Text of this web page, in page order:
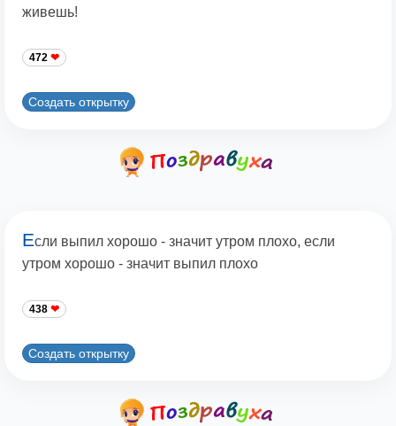
живешь!
472
Создать открытку
Если выпил хорошо - значит утром плохо, если
утром хорошо - значит выпил плохо
438
Создать открытку